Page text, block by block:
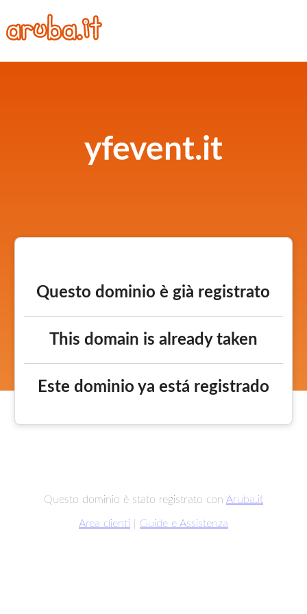
yfevent.it
Questo dominio è già registrato
This domain is already taken
Este dominio ya está registrado
Questo dominio è stato registrato con Aruba.it
Area clienti Guide e Assistenza